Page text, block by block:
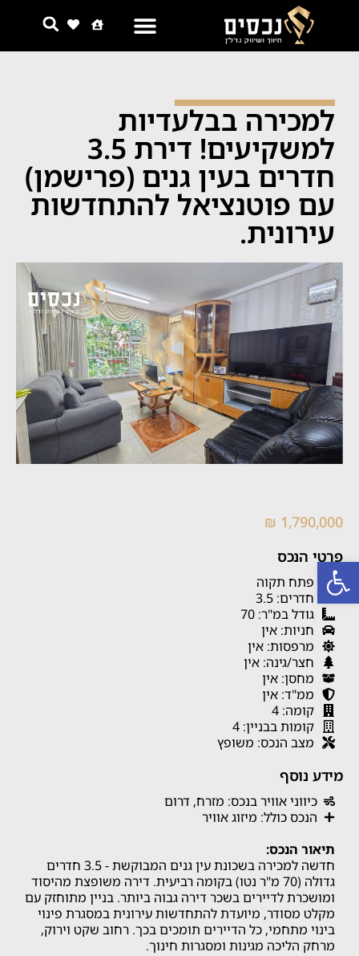
פתח סרגל נגישות
למכירה בבלעדיות
למשקיעים! דירת 3.5
חדרים בעין גנים (פרישמן)
עם פוטנציאל להתחדשות
עירונית.
1,790,000 ₪
פרטי הנכס
פתח תקוה
חדרים: 3.5
גודל במ"ר: 70
חניות: אין
מרפסות: אין
חצר/גינה: אין
מחסן: אין
ממ"ד: אין
קומה: 4
קומות בבניין: 4
מצב הנכס: משופץ
מידע נוסף
כיווני אוויר בנכס: מזרח, דרום
הנכס כולל: מיזוג אוויר
תיאור הנכס:
חדשה למכירה בשכונת עין גנים המבוקשת - 3.5 חדרים
גדולה (70 מ"ר נטו) בקומה רביעית. דירה משופצת מהיסוד
ומושכרת לדיירים בשכר דירה גבוה ביותר. בניין מתוחזק עם
מקלט מסודר, מיועדת להתחדשות עירונית במסגרת פינוי
בינוי מתחמי, כל הדיירים תומכים בכך. רחוב שקט וירוק,
מרחק הליכה מגינות ומסגרות חינוך.